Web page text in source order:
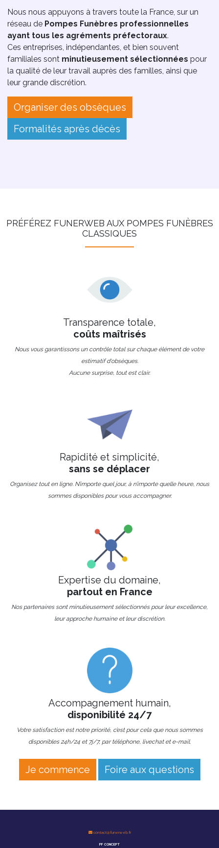
Nous nous appuyons à travers toute la France, sur un
réseau de Pompes Funèbres professionnelles
ayant tous les agréments préfectoraux.
Ces entreprises, indépendantes, et bien souvent
familiales sont minutieusement sélectionnées pour
la qualité de leur travail auprès des familles, ainsi que
leur grande discrétion.
Organiser des obsèques
Formalités après décès
PRÉFÉREZ FUNERWEB AUX POMPES FUNÈBRES
CLASSIQUES
Transparence totale,
coûts maîtrisés
Nous vous garantissons un contrôle total sur chaque élément de votre
estimatif d'obsèques.
Aucune surprise, tout est clair.
Rapidité et simplicité,
sans se déplacer
Organisez tout en ligne. N’importe quel jour, à n’importe quelle heure, nous
sommes disponibles pour vous accompagner.
Expertise du domaine,
partout en France
Nos partenaires sont minutieusement sélectionnés pour leur excellence,
leur approche humaine et leur discrétion.
Accompagnement humain,
disponibilité 24/7
Votre satisfaction est notre priorité, c’est pour cela que nous sommes
disponibles 24h/24 et 7j/7, par téléphone, livechat et e-mail.
Je commence Foire aux questions
contact@funerweb.fr
PF CONCEPT